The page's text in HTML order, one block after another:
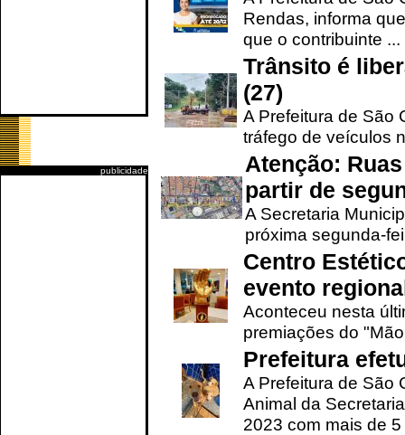
publicidade
Rendas, informa
que o contribuinte ...
Trânsito é
(27)
A Prefeitura de São
tráfego de veículos
Atenção:
partir de
A Secretaria
próxima segunda-
Centro
evento
Aconteceu nesta
premiações do
Prefeitura
A Prefeitura de São
Animal da
2023 com mais de 5